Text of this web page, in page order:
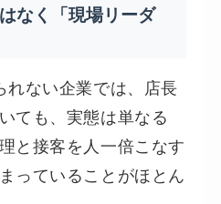
なく「現場リーダ
れない企業では、店長
ても、実態は単なる
と接客を人一倍こなす
っていることがほとん